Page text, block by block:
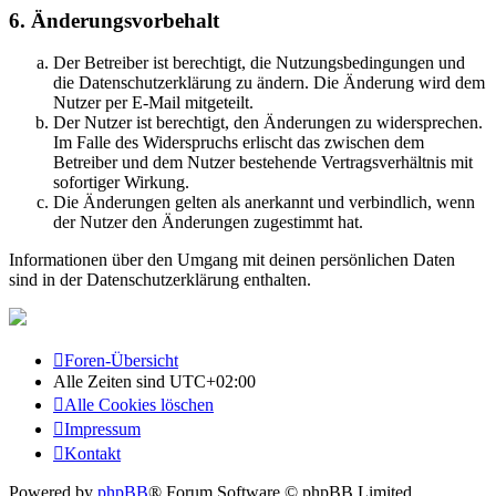
6. Änderungsvorbehalt
Der Betreiber ist berechtigt, die Nutzungsbedingungen und
die Datenschutzerklärung zu ändern. Die Änderung wird dem
Nutzer per E-Mail mitgeteilt.
Der Nutzer ist berechtigt, den Änderungen zu widersprechen.
Im Falle des Widerspruchs erlischt das zwischen dem
Betreiber und dem Nutzer bestehende Vertragsverhältnis mit
sofortiger Wirkung.
Die Änderungen gelten als anerkannt und verbindlich, wenn
der Nutzer den Änderungen zugestimmt hat.
Informationen über den Umgang mit deinen persönlichen Daten
sind in der Datenschutzerklärung enthalten.
Foren-Übersicht
Alle Zeiten sind UTC+02:00
Alle Cookies löschen
Impressum
Kontakt